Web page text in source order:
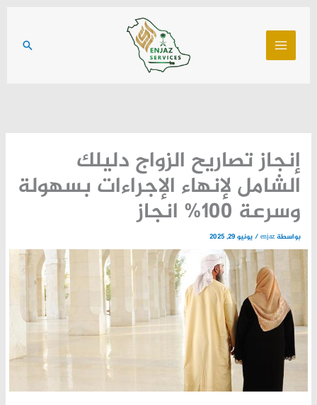
المحتوى
البحث
إنجاز تصاريح الزواج دليلك
الشامل لإنهاء الإجراءات بسهولة
وسرعة 100% انجاز
بواسطةenjaz
/يونيو 29, 2025